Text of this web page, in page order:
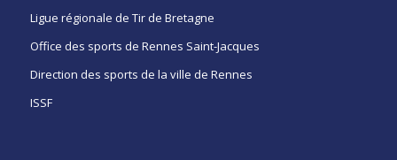
Ligue régionale de Tir de Bretagne
Office des sports de Rennes Saint-Jacques
Direction des sports de la ville de Rennes
ISSF